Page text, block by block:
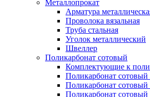
Металлопрокат
Арматура
Проволока вязальная
Труба стальная
Уголок металлический
Швеллер
Поликарбонат сотовый
Комплектующие к
Поликарбонат
Поликарбонат
Поликарбонат